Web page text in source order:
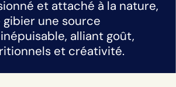
et attaché à la nature,
gibier une source
alliant goût,
et créativité.